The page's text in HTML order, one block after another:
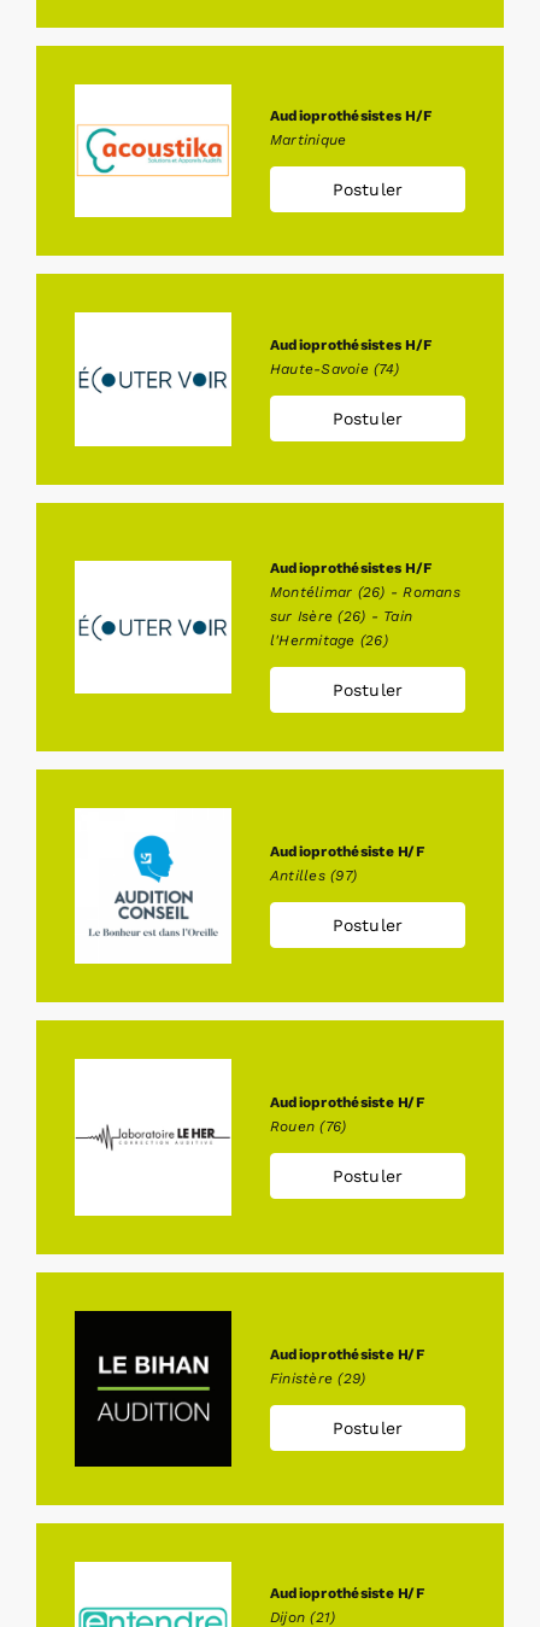
Audioprothésistes H/F
Martinique
Postuler
Audioprothésistes H/F
Haute-Savoie (74)
Postuler
Audioprothésistes H/F
Montélimar (26) - Romans
sur Isère (26) - Tain
l'Hermitage (26)
Postuler
Audioprothésiste H/F
Antilles (97)
Postuler
Audioprothésiste H/F
Rouen (76)
Postuler
Audioprothésiste H/F
Finistère (29)
Postuler
Audioprothésiste H/F
Dijon (21)